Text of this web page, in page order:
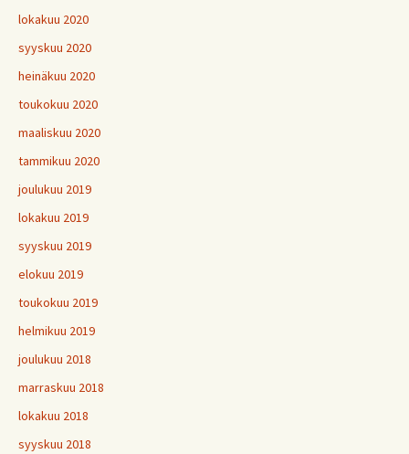
lokakuu 2020
syyskuu 2020
heinäkuu 2020
toukokuu 2020
maaliskuu 2020
tammikuu 2020
joulukuu 2019
lokakuu 2019
syyskuu 2019
elokuu 2019
toukokuu 2019
helmikuu 2019
joulukuu 2018
marraskuu 2018
lokakuu 2018
syyskuu 2018